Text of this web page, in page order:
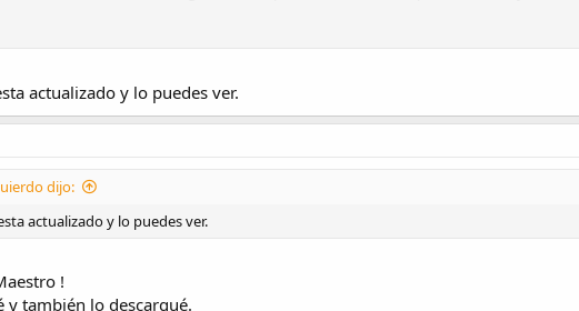
actualizado y lo puedes ver.
dijo:
actualizado y lo puedes ver.
!
y también lo descargué.